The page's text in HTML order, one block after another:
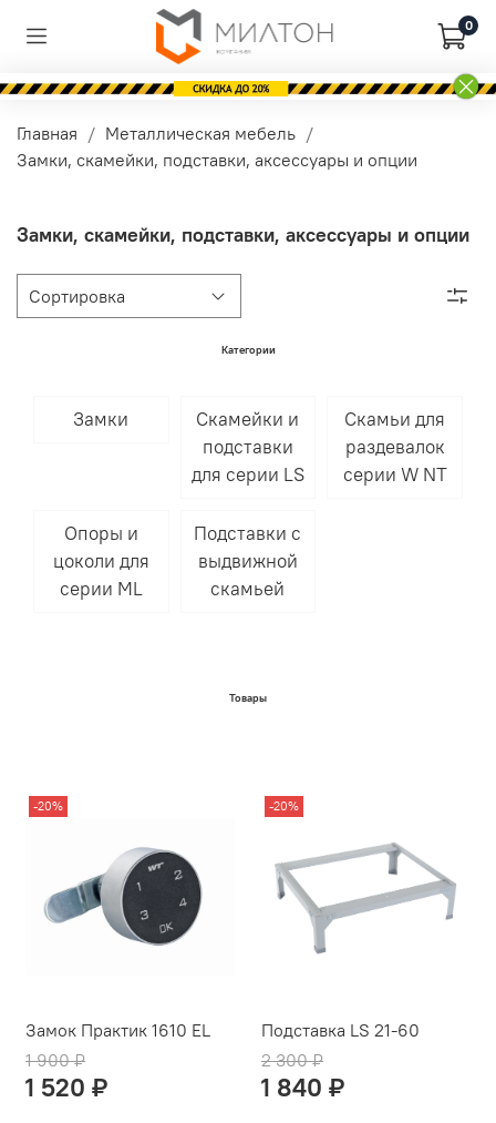
0
Главная
Металлическая мебель
Замки, скамейки, подставки, аксессуары и опции
Замки, скамейки, подставки, аксессуары и опции
Категории
Замки
Скамейки и
подставки
для серии LS
Скамьи для
раздевалок
серии W NT
Опоры и
цоколи для
серии ML
Подставки с
выдвижной
скамьей
Товары
-20%
Замок Практик 1610 EL
1 900 ₽
1 520 ₽
-20%
Подставка LS 21-60
2 300 ₽
1 840 ₽